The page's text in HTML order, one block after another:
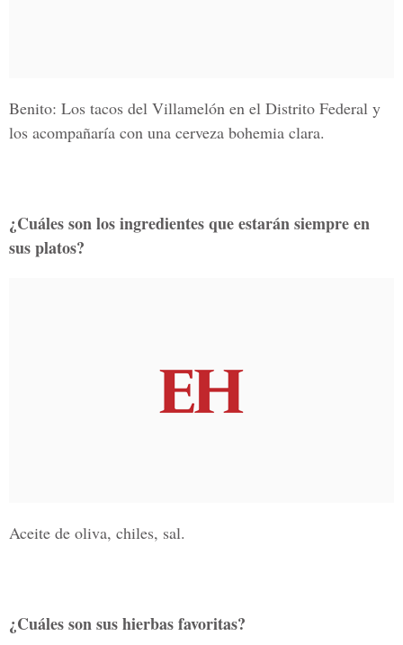
Benito: Los tacos del Villamelón en el Distrito Federal y
los acompañaría con una cerveza bohemia clara.
¿Cuáles son los ingredientes que estarán siempre en
sus platos?
Aceite de oliva, chiles, sal.
¿Cuáles son sus hierbas favoritas?